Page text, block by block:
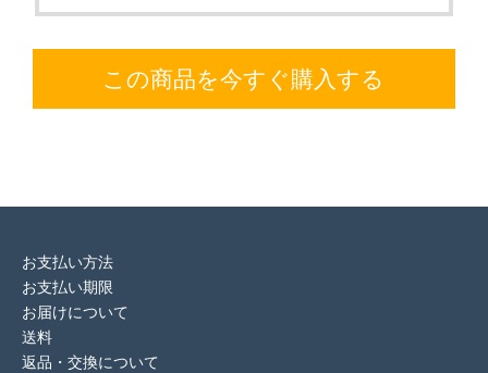
この商品を今すぐ購入する
お支払い方法
お支払い期限
お届けについて
送料
返品・交換について